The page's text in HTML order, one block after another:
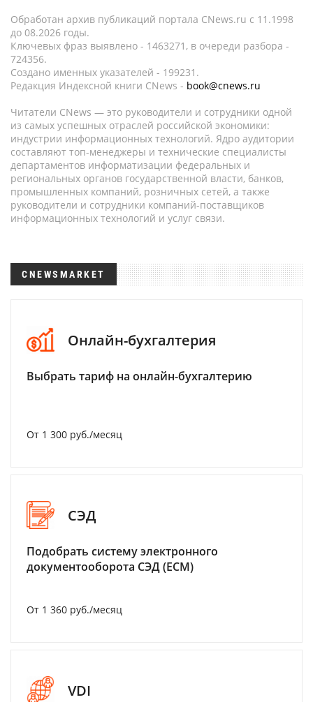
Обработан архив публикаций портала CNews.ru c 11.1998
до 08.2026 годы.
Ключевых фраз выявлено - 1463271, в очереди разбора -
724356.
Создано именных указателей - 199231.
Редакция Индексной книги CNews - book@cnews.ru
Читатели CNews — это руководители и сотрудники одной
из самых успешных отраслей российской экономики:
индустрии информационных технологий. Ядро аудитории
составляют топ-менеджеры и технические специалисты
департаментов информатизации федеральных и
региональных органов государственной власти, банков,
промышленных компаний, розничных сетей, а также
руководители и сотрудники компаний-поставщиков
информационных технологий и услуг связи.
CNEWSMARKET
Онлайн-бухгалтерия
Выбрать тариф на онлайн-бухгалтерию
От 1 300 руб./месяц
СЭД
Подобрать систему электронного
документооборота СЭД (ECM)
От 1 360 руб./месяц
VDI